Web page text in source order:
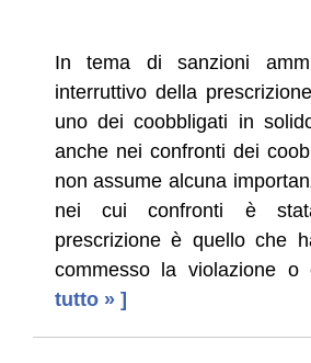
In tema di sanzioni
interruttivo della
uno dei coobbligati in
anche nei confronti dei
non assume alcuna
nei cui confronti è
prescrizione è quello che
commesso la violazione o
tutto » ]